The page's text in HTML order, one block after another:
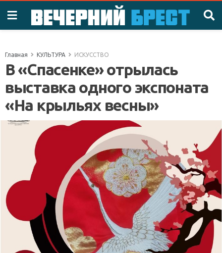
Главная КУЛЬТУРА ИСКУССТВО
В «Спасенке» отрылась
выставка одного экспоната
«На крыльях весны»